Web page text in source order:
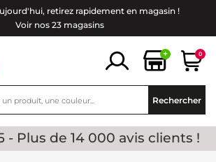
retirez rapidement en magasin !
Voir nos 23 magasins
+ 0
Rechercher
5 - Plus de 14 000 avis clients !